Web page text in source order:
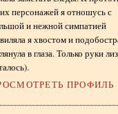
персонажей я отношусь с
и нежной симпатией
я хвостом и
в глаза. Только руки
ПРОФИЛЬ